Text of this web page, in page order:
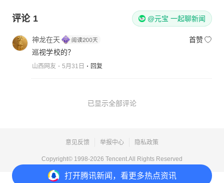
打开腾讯新闻，看更多热点资讯
评论 1 @元宝 一起聊新闻
神龙在天
首赞
巡视学校的？
山西网友 5月31日 回复
已显示全部评论
意见反馈 举报中心 隐私政策
Copyright© 1998-2026 Tencent.All Rights Reserved